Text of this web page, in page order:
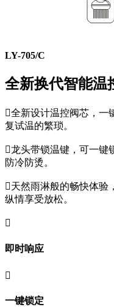
LY-705/C
全新换代智能温
全新设计温控阀芯，一
复试温的繁琐。
龙头带锁温键，可一键
防冷防烫。
天然雨淋般的畅快体验
纵情享受放松。

即时响应

一键锁定